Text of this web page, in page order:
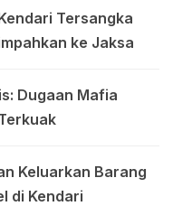
Tersangka
ke Jaksa
Dugaan Mafia
Keluarkan Barang
di Kendari